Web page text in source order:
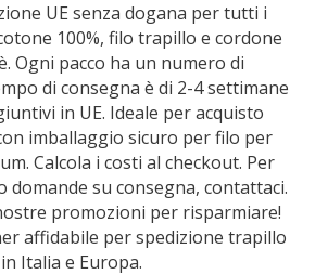
UE senza dogana per tutti i
100%, filo trapillo e cordone
Ogni pacco ha un numero di
di consegna è di 2-4 settimane
in UE. Ideale per acquisto
imballaggio sicuro per filo per
Calcola i costi al checkout. Per
su consegna, contattaci.
promozioni per risparmiare!
affidabile per spedizione trapillo
in Italia e Europa.